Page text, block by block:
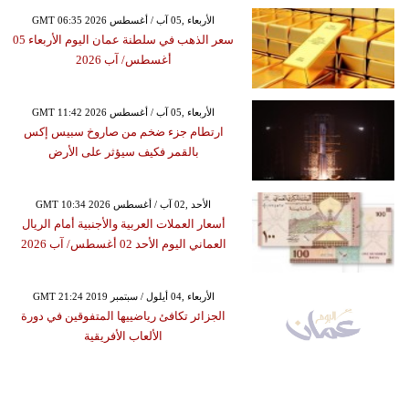
GMT 06:35 2026 الأربعاء ,05 آب / أغسطس
سعر الذهب في سلطنة عمان اليوم الأربعاء 05
أغسطس/ آب 2026
GMT 11:42 2026 الأربعاء ,05 آب / أغسطس
ارتطام جزء ضخم من صاروخ سبيس إكس
بالقمر فكيف سيؤثر على الأرض
GMT 10:34 2026 الأحد ,02 آب / أغسطس
أسعار العملات العربية والأجنبية أمام الريال
العماني اليوم الأحد 02 أغسطس/ آب 2026
GMT 21:24 2019 الأربعاء ,04 أيلول / سبتمبر
الجزائر تكافئ رياضييها المتفوقين في دورة
الألعاب الأفريقية